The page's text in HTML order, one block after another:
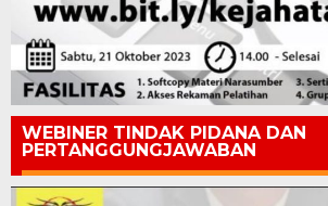
WEBINER TINDAK PIDANA DAN
PERTANGGUNGJAWABAN